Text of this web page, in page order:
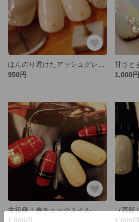
950円
1,000円
主役級！赤チェックネイル
1,000円
1,000円